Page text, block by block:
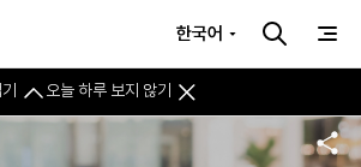
오늘 하루 보지 않기
한국어